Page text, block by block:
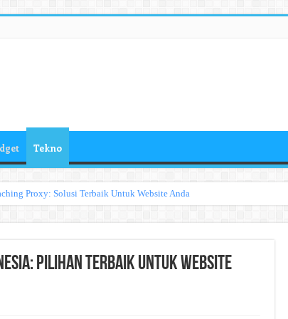
Tekno
Proxy: Solusi Terbaik Untuk Website Anda
Pilihan Terbaik Untuk Website